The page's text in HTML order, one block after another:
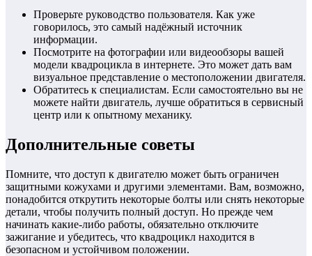
Проверьте руководство пользователя. Как уже
говорилось, это самый надёжный источник
информации.
Посмотрите на фотографии или видеообзоры вашей
модели квадроцикла в интернете. Это может дать вам
визуальное представление о местоположении двигателя.
Обратитесь к специалистам. Если самостоятельно вы не
можете найти двигатель, лучше обратиться в сервисный
центр или к опытному механику.
Дополнительные советы
Помните, что доступ к двигателю может быть ограничен
защитными кожухами и другими элементами. Вам, возможно,
понадобится открутить некоторые болты или снять некоторые
детали, чтобы получить полный доступ. Но прежде чем
начинать какие-либо работы, обязательно отключите
зажигание и убедитесь, что квадроцикл находится в
безопасном и устойчивом положении.